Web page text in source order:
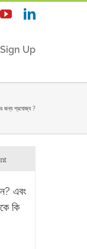
YouTubeLinkedin
Sign Up
জন্য প্রযোজ্য ?
এবং
কি